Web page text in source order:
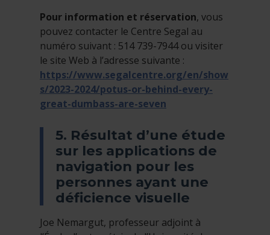
Pour information et réservation, vous
pouvez contacter le Centre Segal au
numéro suivant : 514 739-7944 ou visiter
le site Web à l’adresse suivante :
https://www.segalcentre.org/en/show
s/2023-2024/potus-or-behind-every-
great-dumbass-are-seven
5. Résultat d’une étude
sur les applications de
navigation pour les
personnes ayant une
déficience visuelle
Joe Nemargut, professeur adjoint à